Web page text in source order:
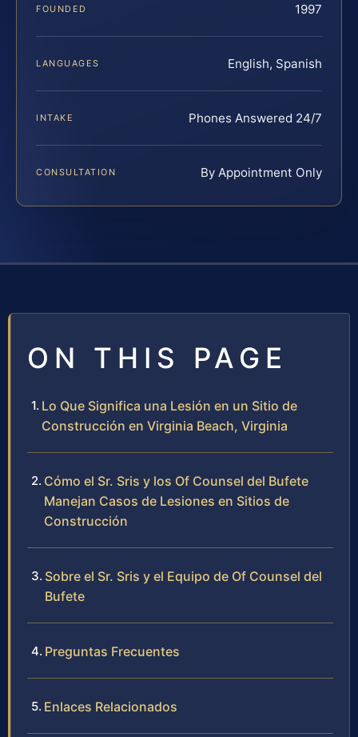
FOUNDED 1997
LANGUAGES English, Spanish
INTAKE Phones Answered 24/7
CONSULTATION By Appointment Only
ON THIS PAGE
Lo Que Significa una Lesión en un Sitio de
Construcción en Virginia Beach, Virginia
Cómo el Sr. Sris y los Of Counsel del Bufete
Manejan Casos de Lesiones en Sitios de
Construcción
Sobre el Sr. Sris y el Equipo de Of Counsel del
Bufete
Preguntas Frecuentes
Enlaces Relacionados